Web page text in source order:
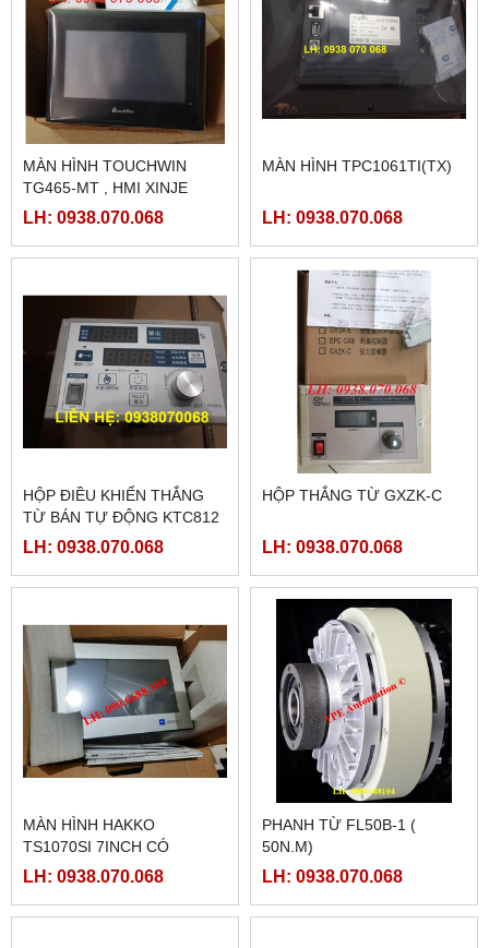
MÀN HÌNH TOUCHWIN
TG465-MT , HMI XINJE
TG465-MT
LH: 0938.070.068
MÀN HÌNH TPC1061TI(TX)
LH: 0938.070.068
HỘP ĐIỀU KHIỂN THẮNG
TỪ BÁN TỰ ĐỘNG KTC812
LH: 0938.070.068
HỘP THẮNG TỪ GXZK-C
LH: 0938.070.068
MÀN HÌNH HAKKO
TS1070SI 7INCH CÓ
ETHERNET
LH: 0938.070.068
PHANH TỪ FL50B-1 (
50N.M)
LH: 0938.070.068